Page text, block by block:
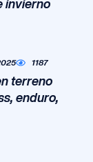
invierno
1187
terreno
enduro,